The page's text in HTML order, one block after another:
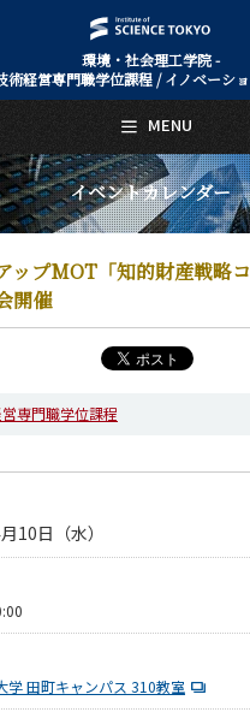
環境・社会理工学院 -
術経営専門職学位課程 / イノベーシ
イベントカレンダー
ップMOT「知的財産戦略
開催
専門職学位課程
10日（水）
学 田町キャンパス 310教室
MENU
日本語
専門職学位課程 / イノベーション科
Laboratories
専門職学位課程 / イノベーション科学
レンダー
ント
程別イベント